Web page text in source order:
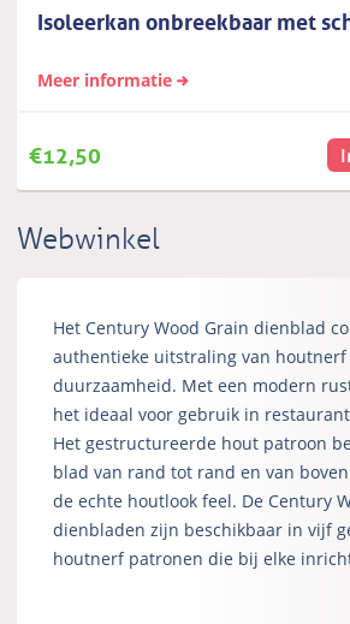
Isoleerkan onbreekbaar met
Meer informatie
€12,50
Webwinkel
Het Century Wood Grain dienblad
authentieke uitstraling van
duurzaamheid. Met een modern
het ideaal voor gebruik in
Het gestructureerde hout patroon
blad van rand tot rand en van
de echte houtlook feel. De Century
dienbladen zijn beschikbaar in vijf
houtnerf patronen die bij elke